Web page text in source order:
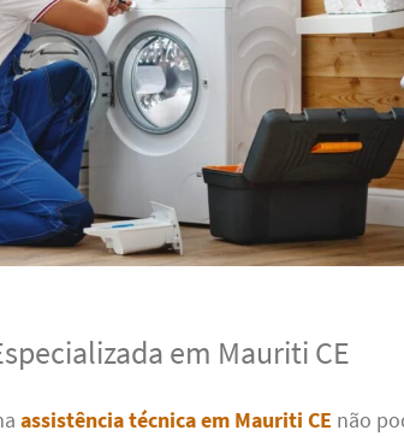
em Mauriti CE
assistência técnica em Mauriti CE não